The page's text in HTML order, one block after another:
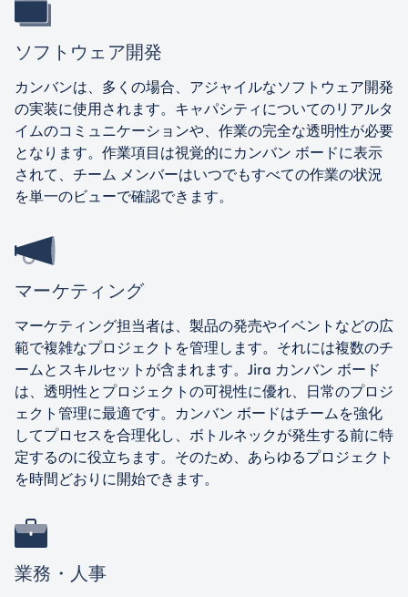
ソフトウェア開発
カンバンは、多くの場合、アジャイルなソフトウェア開発
の実装に使用されます。キャパシティについてのリアルタ
イムのコミュニケーションや、作業の完全な透明性が必要
となります。作業項目は視覚的にカンバン ボードに表示
されて、チーム メンバーはいつでもすべての作業の状況
を単一のビューで確認できます。
マーケティング
マーケティング担当者は、製品の発売やイベントなどの広
範で複雑なプロジェクトを管理します。それには複数のチ
ームとスキルセットが含まれます。Jira カンバン ボード
は、透明性とプロジェクトの可視性に優れ、日常のプロジ
ェクト管理に最適です。カンバン ボードはチームを強化
してプロセスを合理化し、ボトルネックが発生する前に特
定するのに役立ちます。そのため、あらゆるプロジェクト
を時間どおりに開始できます。
業務・人事